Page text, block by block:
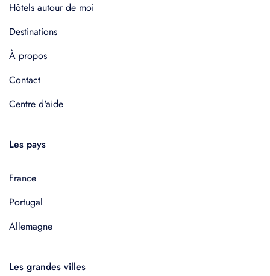
Hôtels autour de moi
Destinations
À propos
Contact
Centre d'aide
Les pays
France
Portugal
Allemagne
Les grandes villes